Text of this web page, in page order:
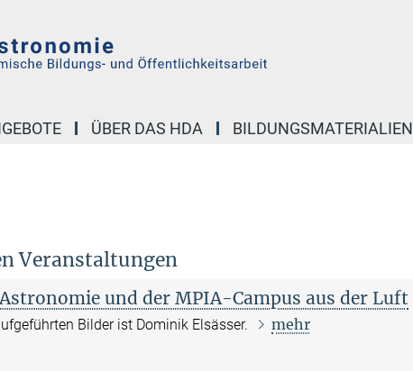
ÜBER DAS HDA BILDUNGSMATERIALIEN
Veranstaltungen
und der MPIA-Campus aus der Luft
Bilder ist Dominik Elsässer. mehr